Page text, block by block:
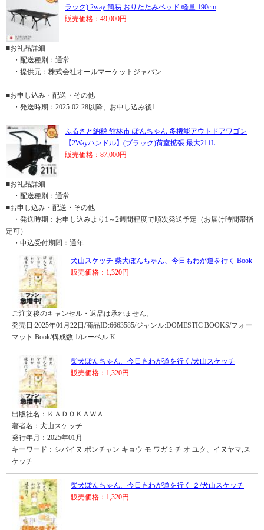
ラック) 2way 簡易 おりたたみベッド 軽量 190cm
販売価格：49,000円
■お礼品詳細
・配送種別：通常
・提供元：株式会社オールマーケットジャパン
■お申し込み・配送・その他
・発送時期：2025-02-28以降、お申し込み後1...
ふるさと納税 館林市 ぽんちゃん 多機能アウトドアワゴン
【2Wayハンドル】(ブラック)荷室拡張 最大211L
販売価格：87,000円
■お礼品詳細
・配送種別：通常
■お申し込み・配送・その他
・発送時期：お申し込みより1～2週間程度で順次発送予定（お届け時間帯指
定可）
・申込受付期間：通年
犬山スケッチ 柴犬ぽんちゃん、今日もわが道を行く Book
販売価格：1,320円
ご注文後のキャンセル・返品は承れません。
発売日:2025年01月22日/商品ID:6663585/ジャンル:DOMESTIC BOOKS/フォー
マット:Book/構成数:1/レーベル:K...
柴犬ぽんちゃん、今日もわが道を行く/犬山スケッチ
販売価格：1,320円
出版社名：ＫＡＤＯＫＡＷＡ
著者名：犬山スケッチ
発行年月：2025年01月
キーワード：シバイヌ ポンチャン キョウ モ ワガミチ オ ユク、イヌヤマ,ス
ケッチ
柴犬ぽんちゃん、今日もわが道を行く ２/犬山スケッチ
販売価格：1,320円